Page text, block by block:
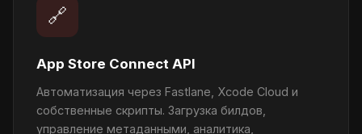
🔗
App Store Connect API
Автоматизация через Fastlane, Xcode Cloud и
собственные скрипты. Загрузка билдов,
управление метаданными, аналитика,